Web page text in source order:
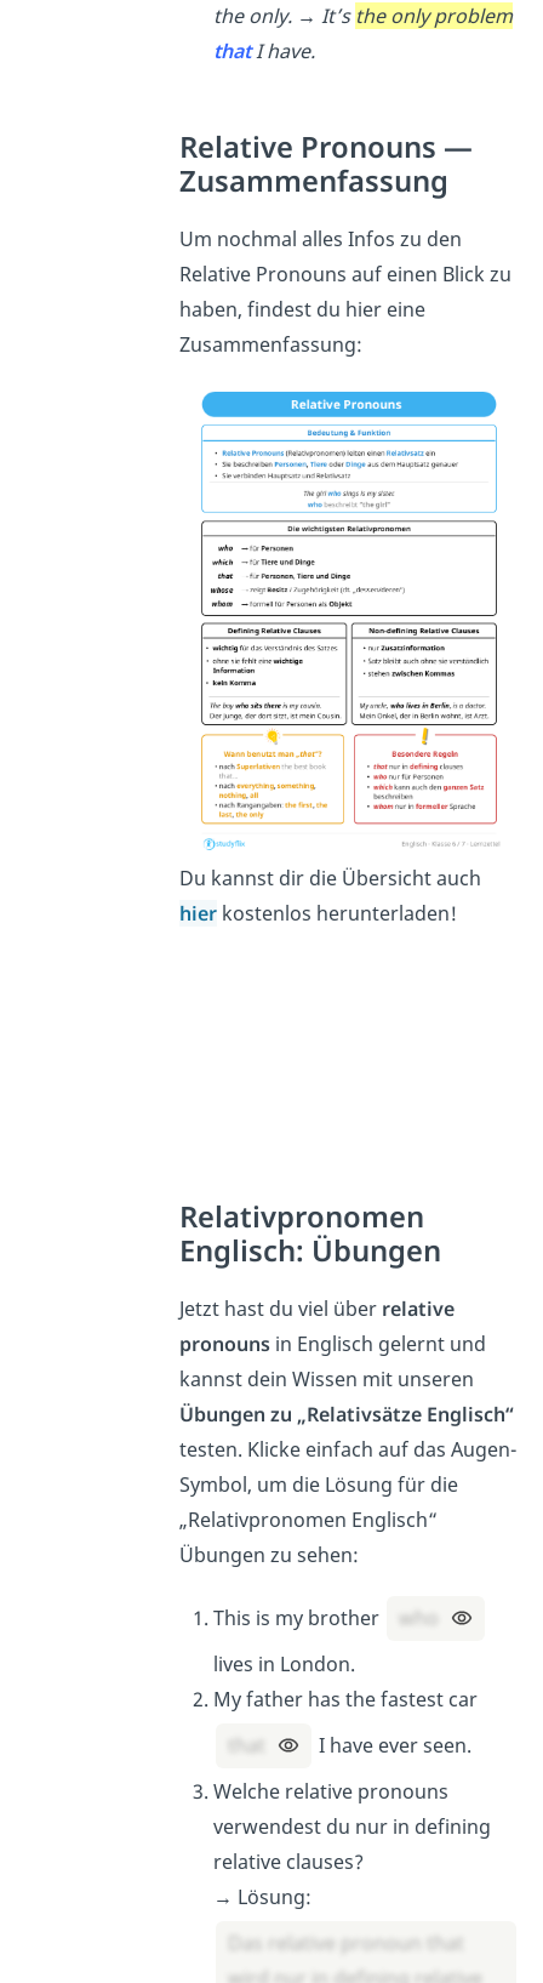
the only. → It’s the only problem
thatI have.
Relative Pronouns —
Zusammenfassung
Um nochmal alles Infos zu den
Relative Pronouns auf einen Blick zu
haben, findest du hier eine
Zusammenfassung:
Du kannst dir die Übersicht auch
hier kostenlos herunterladen!
Relativpronomen
Englisch: Übungen
Jetzt hast du viel über relative
pronounsin Englisch gelernt und
kannst dein Wissen mit unseren
Übungen zu „Relativsätze Englisch“
testen. Klicke einfach auf das Augen-
Symbol, um die Lösung für die
„Relativpronomen Englisch“
Übungen zu sehen:
This is my brother
who
lives in London.
My father has the fastest car
that
I have ever seen.
Welche relative pronouns
verwendest du nur in defining
relative clauses?
→ Lösung:
Das relative pronoun that